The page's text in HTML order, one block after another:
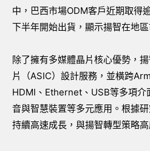
中，巴西市場ODM客戶近期取得
下半年開始出貨，顯示揚智在地
除了擁有多媒體晶片核心優勢，
片（ASIC）設計服務，並橫跨
HDMI、Ethernet、USB等多項介
音與智慧裝置等多元應用。根據
持續高速成長，與揚智轉型策略高